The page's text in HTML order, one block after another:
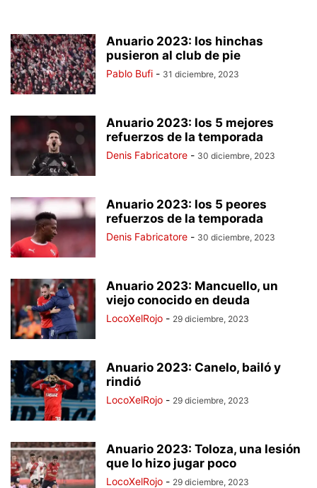
Anuario 2023: los hinchas
pusieron al club de pie
Pablo Bufi - 31 diciembre, 2023
Anuario 2023: los 5 mejores
refuerzos de la temporada
Denis Fabricatore - 30 diciembre, 2023
Anuario 2023: los 5 peores
refuerzos de la temporada
Denis Fabricatore - 30 diciembre, 2023
Anuario 2023: Mancuello, un
viejo conocido en deuda
LocoXelRojo - 29 diciembre, 2023
Anuario 2023: Canelo, bailó y
rindió
LocoXelRojo - 29 diciembre, 2023
Anuario 2023: Toloza, una lesión
que lo hizo jugar poco
LocoXelRojo - 29 diciembre, 2023